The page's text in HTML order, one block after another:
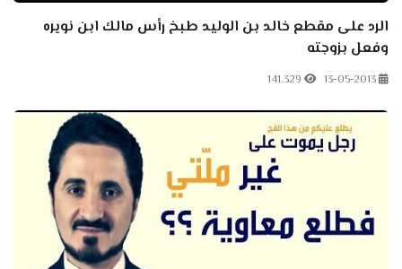
الرد على مقطع خالد بن الوليد طبخ رأس مالك ابن نويره
وفعل بزوجته
13-05-2013
141.329